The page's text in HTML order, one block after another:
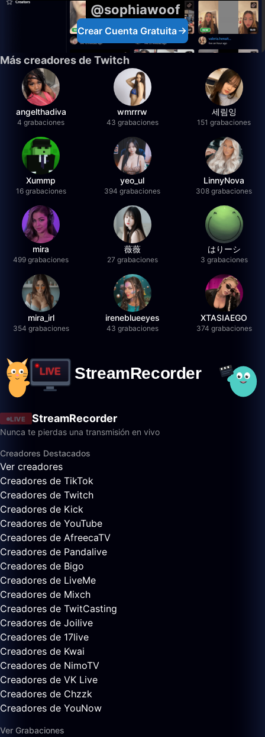
@sophiawoof
Crear Cuenta Gratuita
Más creadores de Twitch
angelthadiva
4 grabaciones
wmrrrw
43 grabaciones
세림잉
151 grabaciones
Xummp
16 grabaciones
yeo_ul
394 grabaciones
LinnyNova
308 grabaciones
mira
499 grabaciones
薇薇
27 grabaciones
はりーシ
3 grabaciones
mira_irl
354 grabaciones
ireneblueeyes
43 grabaciones
XTASIAEGO
374 grabaciones
LIVE StreamRecorder
Nunca te pierdas una transmisión en vivo
Creadores Destacados
Ver creadores
Creadores de TikTok
Creadores de Twitch
Creadores de Kick
Creadores de YouTube
Creadores de AfreecaTV
Creadores de Pandalive
Creadores de Bigo
Creadores de LiveMe
Creadores de Mixch
Creadores de TwitCasting
Creadores de Joilive
Creadores de 17live
Creadores de Kwai
Creadores de NimoTV
Creadores de VK Live
Creadores de Chzzk
Creadores de YouNow
Ver Grabaciones